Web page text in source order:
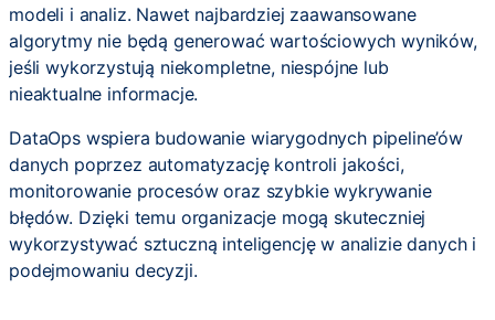
modeli i analiz. Nawet najbardziej zaawansowane
algorytmy nie będą generować wartościowych wyników,
jeśli wykorzystują niekompletne, niespójne lub
nieaktualne informacje.
DataOps wspiera budowanie wiarygodnych pipeline’ów
danych poprzez automatyzację kontroli jakości,
monitorowanie procesów oraz szybkie wykrywanie
błędów. Dzięki temu organizacje mogą skuteczniej
wykorzystywać sztuczną inteligencję w analizie danych i
podejmowaniu decyzji.